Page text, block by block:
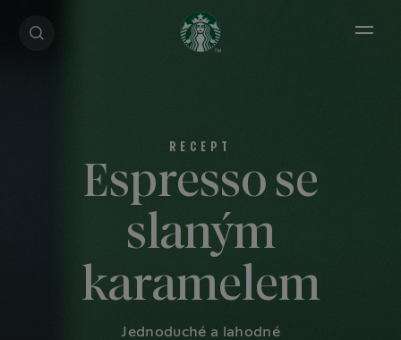
Open
Espresso se
slaným
karamelem
Jednoduché a lahodné